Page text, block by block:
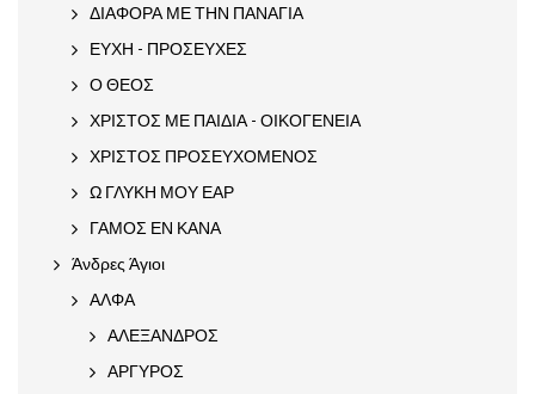
ΔΙΑΦΟΡΑ ΜΕ ΤΗΝ ΠΑΝΑΓΙΑ
ΕΥΧΗ - ΠΡΟΣΕΥΧΕΣ
Ο ΘΕΟΣ
ΧΡΙΣΤΟΣ ΜΕ ΠΑΙΔΙΑ - ΟΙΚΟΓΕΝΕΙΑ
ΧΡΙΣΤΟΣ ΠΡΟΣΕΥΧΟΜΕΝΟΣ
Ω ΓΛΥΚΗ ΜΟΥ ΕΑΡ
ΓΑΜΟΣ ΕΝ ΚΑΝΑ
Άνδρες Άγιοι
ΑΛΦΑ
ΑΛΕΞΑΝΔΡΟΣ
ΑΡΓΥΡΟΣ